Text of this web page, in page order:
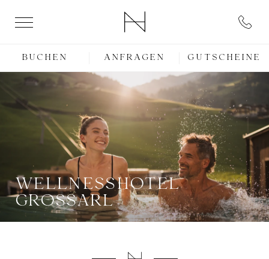
BUCHEN ANFRAGEN GUTSCHEINE
WELLNESSHOTEL
GROSSARL